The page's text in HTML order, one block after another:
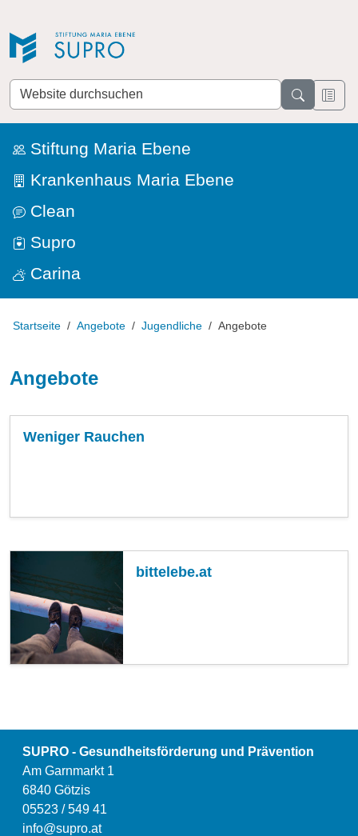
Website
durchsuchen
Stiftung Maria Ebene
Krankenhaus Maria Ebene
Clean
Supro
Carina
Startseite Angebote Jugendliche Angebote
Angebote
Weniger Rauchen
bittelebe.at
SUPRO - Gesundheitsförderung und Prävention
Am Garnmarkt 1
6840 Götzis
05523 / 549 41
info@supro.at